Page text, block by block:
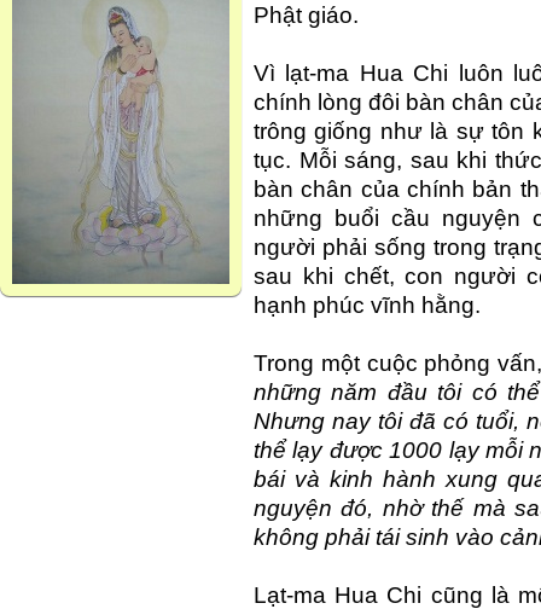
Phật giáo.
Vì lạt-ma Hua Chi luôn
chính lòng đôi bàn chân
trông giống như là sự tôn
tục. Mỗi sáng, sau khi
bàn chân của chính bản
những buổi cầu nguyện
người phải sống trong
sau khi chết, con người
hạnh phúc vĩnh hằng.
Trong một cuộc phỏng
những năm đầu tôi có
Nhưng nay tôi đã có tuổi,
thể lạy được 1000 lạy mỗi
bái và kinh hành xung
nguyện đó, nhờ thế mà
không phải tái sinh vào
Lạt-ma Hua Chi cũng là